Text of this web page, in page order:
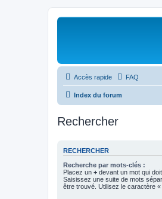
Accès rapide FAQ
Index du forum
Rechercher
RECHERCHER
Recherche par mots-clés :
Placez un + devant un mot qui
Saisissez une suite de mots
être trouvé. Utilisez le caractère